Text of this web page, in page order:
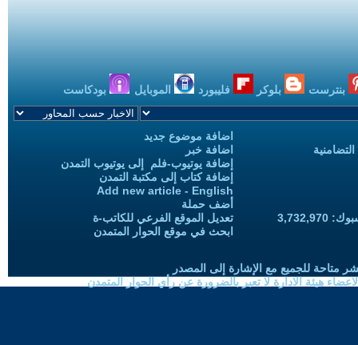
بنترست بلوكر فليبورد الموبايل بودكاست
اضافة موضوع جديد
اضافة خبر
إضافة يوتيوب-فلم إلى يوتيوب التمدن
إضافة كتاب إلى مكتبة التمدن
Add new article - English
أضف حملة
تعديل الموقع الفرعي للكاتب-ة
ابحث في موقع الحوار المتمدن
متاحة للجميع مع الإشارة إلى المصدر
هيئة الادارة لا تعبر بالضرورة عن رأي الحوار المتمدن